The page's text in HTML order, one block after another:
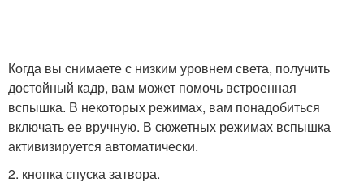
Когда вы снимаете с низким уровнем света, получить
достойный кадр, вам может помочь встроенная
вспышка. В некоторых режимах, вам понадобиться
включать ее вручную. В сюжетных режимах вспышка
активизируется автоматически.
2. кнопка спуска затвора.